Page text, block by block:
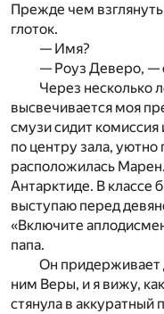
Прежде чем
глоток.
— Имя?
— Роуз Деверо, —
Через несколько
высвечивается моя
смузи сидит комиссия
по центру зала, уютно
расположилась
Антарктиде. В классе
выступаю перед
«Включите
папа.
Он придерживает
ним Веры, и я вижу,
стянула в аккуратный